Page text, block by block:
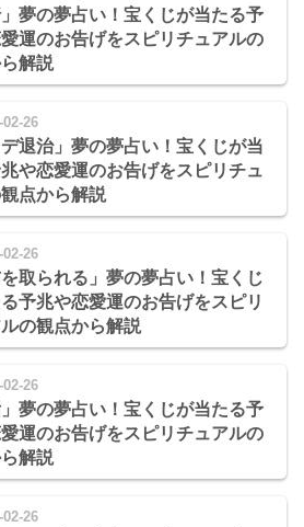
」夢の夢占い！宝くじが当たる予
運のお告げをスピリチュアルの
解説
02-26
デ退治」夢の夢占い！宝くじが当
や恋愛運のお告げをスピリチュ
点から解説
02-26
を取られる」夢の夢占い！宝くじ
予兆や恋愛運のお告げをスピリ
の観点から解説
02-26
」夢の夢占い！宝くじが当たる予
運のお告げをスピリチュアルの
解説
02-26